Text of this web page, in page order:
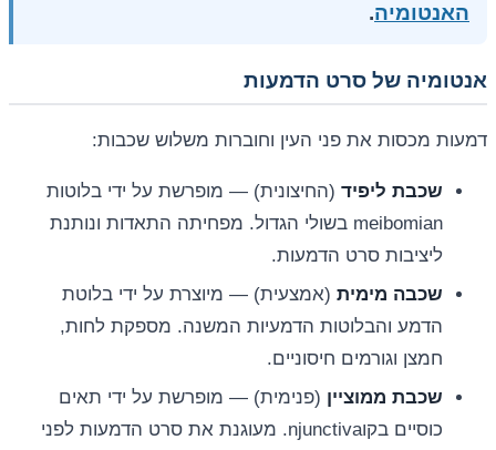
האנטומיה.
אנטומיה של סרט הדמעות
דמעות מכסות את פני העין וחוברות משלוש שכבות:
שכבת ליפיד (החיצונית) — מופרשת על ידי בלוטות
meibomian בשולי הגדול. מפחיתה התאדות ונותנת
ליציבות סרט הדמעות.
שכבה מימית (אמצעית) — מיוצרת על ידי בלוטת
הדמע והבלוטות הדמעיות המשנה. מספקת לחות,
חמצן וגורמים חיסוניים.
שכבת ממוציין (פנימית) — מופרשת על ידי תאים
כוסיים בקוnjunctiva. מעוגנת את סרט הדמעות לפני